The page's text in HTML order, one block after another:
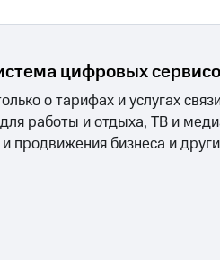
цифровых
о тарифах и услугах
работы и отдыха, ТВ и
и продвижения бизнеса и